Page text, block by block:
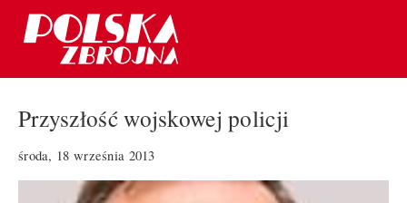
Przyszłość wojskowej policji
środa, 18 września 2013